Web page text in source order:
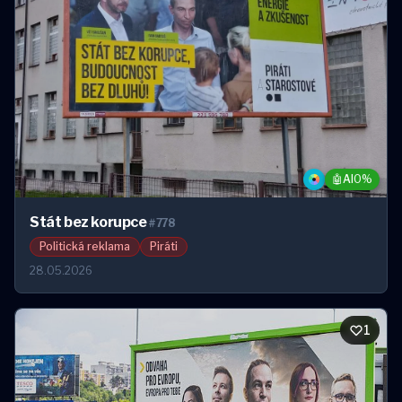
🤖 AI 0%
Stát bez korupce#778
Politická reklama
Piráti
28.05.2026
1
1